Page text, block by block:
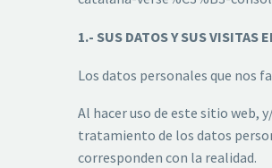
1.- SUS DATOS Y SUS VISITAS
Los datos personales que nos
Al hacer uso de este sitio
tratamiento de los datos
corresponden con la realidad.